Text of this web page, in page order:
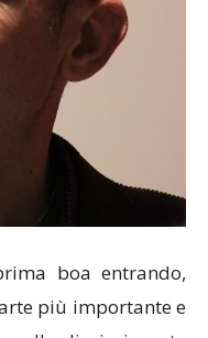
boa entrando,
più importante e